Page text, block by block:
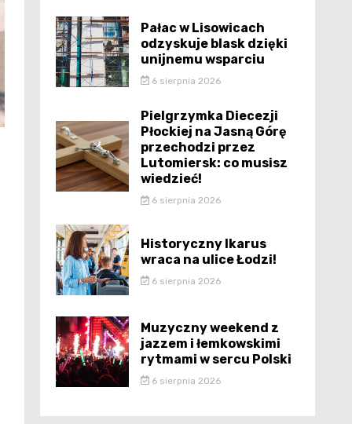
Pałac w Lisowicach
odzyskuje blask dzięki
unijnemu wsparciu
6 sierpnia 2026
Pielgrzymka Diecezji
Płockiej na Jasną Górę
przechodzi przez
Lutomiersk: co musisz
wiedzieć!
6 sierpnia 2026
Historyczny Ikarus
wraca na ulice Łodzi!
6 sierpnia 2026
Muzyczny weekend z
jazzem i łemkowskimi
rytmami w sercu Polski
6 sierpnia 2026